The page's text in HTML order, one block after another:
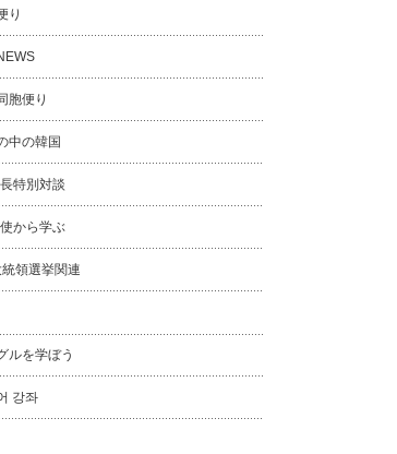
り
胞便り
中の韓国
特別対談
から学ぶ
領選挙関連
ルを学ぼう
강좌